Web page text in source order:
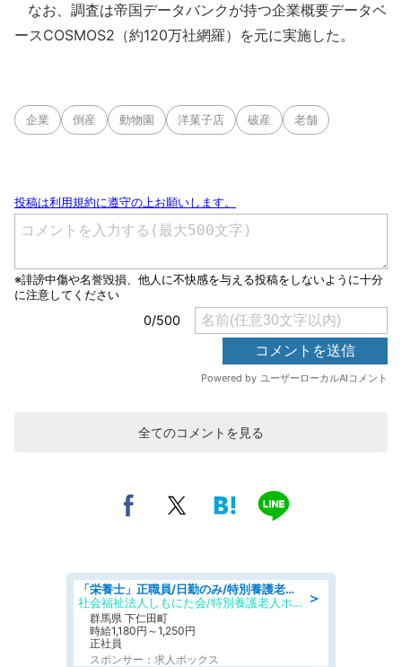
なお、調査は帝国データバンクが持つ企業概要データベ
ースCOSMOS2（約120万社網羅）を元に実施した。
企業 倒産 動物園 洋菓子店 破産 老舗
全てのコメントを見る
＞
「栄養士」正職員/日勤のみ/特別養護老人ホーム
社会福祉法人しもにた会/特別養護老人ホーム かぶらの里
群馬県 下仁田町
時給1,180円～1,250円
正社員
スポンサー：求人ボックス